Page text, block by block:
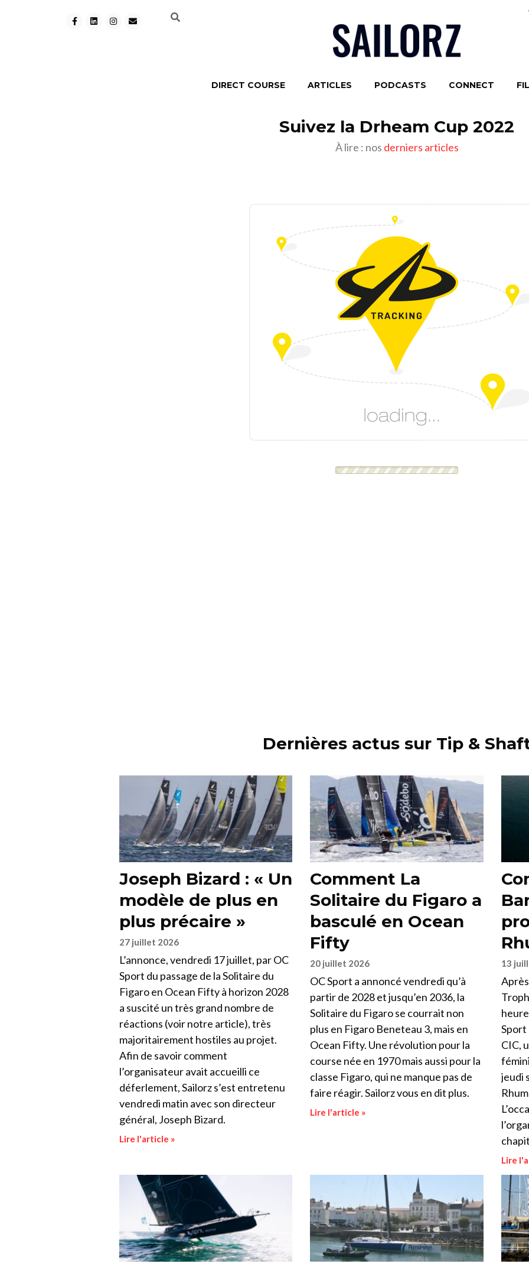
DIRECT COURSE ARTICLES PODCASTS CONNECT
Suivez la Drheam Cup 2022
À lire : nos derniers articles
Dernières actus sur Tip &
Joseph Bizard : « Un
modèle de plus en
plus précaire »
27 juillet 2026
L’annonce, vendredi 17 juillet, par OC
Sport du passage de la Solitaire du
Figaro en Ocean Fifty à horizon 2028
a suscité un très grand nombre de
réactions (voir notre article), très
majoritairement hostiles au projet.
Afin de savoir comment
l’organisateur avait accueilli ce
déferlement, Sailorz s’est entretenu
vendredi matin avec son directeur
général, Joseph Bizard.
Lire l'article »
Comment La
Solitaire du Figaro a
basculé en Ocean
Fifty
20 juillet 2026
OC Sport a annoncé vendredi qu’à
partir de 2028 et jusqu’en 2036, la
Solitaire du Figaro se courrait non
plus en Figaro Beneteau 3, mais en
Ocean Fifty. Une révolution pour la
course née en 1970 mais aussi pour la
classe Figaro, qui ne manque pas de
faire réagir. Sailorz vous en dit plus.
Lire l'article »
13
Sport
CIC,
jeudi
Lire